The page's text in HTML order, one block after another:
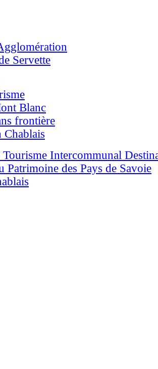
Servette
Blanc
frontière
Chablais
Intercommunal
Patrimoine des Pays de Savoie